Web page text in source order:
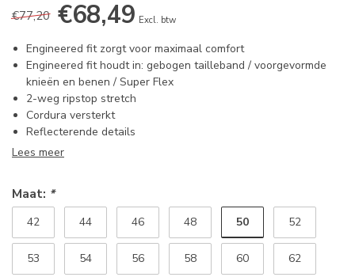
€77,20 €68,49 Excl. btw
Engineered fit zorgt voor maximaal comfort
Engineered fit houdt in: gebogen tailleband / voorgevormde
knieën en benen / Super Flex
2-weg ripstop stretch
Cordura versterkt
Reflecterende details
Lees meer
Maat: *
42 44 46 48 50 52
53 54 56 58 60 62